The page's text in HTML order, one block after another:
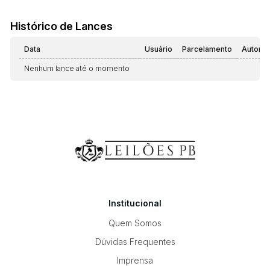
Histórico de Lances
Data Usuário Parcelamento
Nenhum lance até o momento
Institucional
Quem Somos
Dúvidas Frequentes
Imprensa